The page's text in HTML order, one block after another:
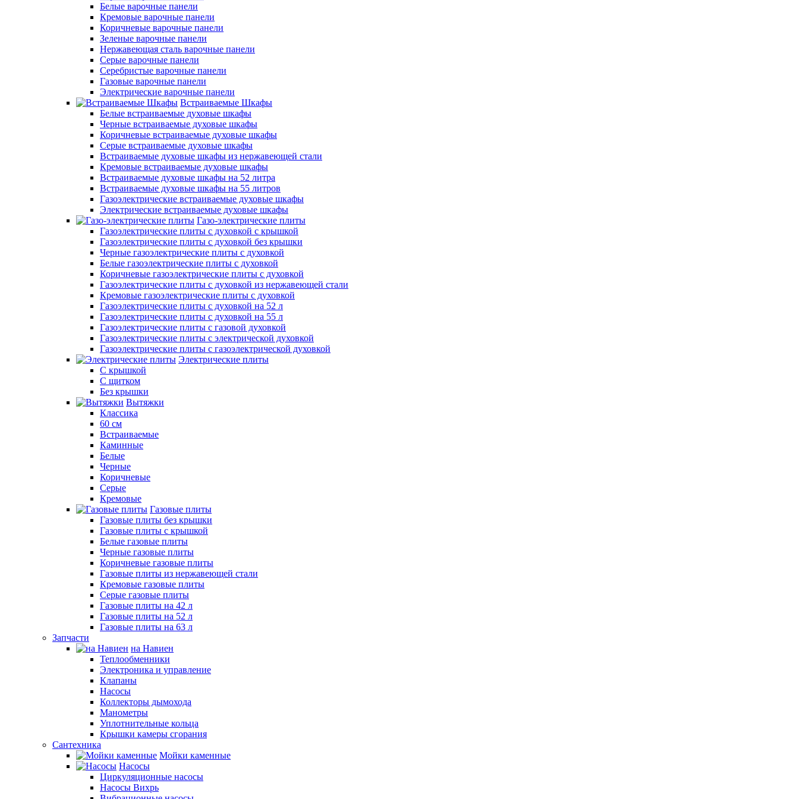
Белые варочные панели
Кремовые варочные панели
Коричневые варочные панели
Зеленые варочные панели
Нержавеющая сталь варочные панели
Серые варочные панели
Серебристые варочные панели
Газовые варочные панели
Электрические варочные панели
Встраиваемые Шкафы
Белые встраиваемые духовые шкафы
Черные встраиваемые духовые шкафы
Коричневые встраиваемые духовые шкафы
Серые встраиваемые духовые шкафы
Встраиваемые духовые шкафы из нержавеющей стали
Кремовые встраиваемые духовые шкафы
Встраиваемые духовые шкафы на 52 литра
Встраиваемые духовые шкафы на 55 литров
Газоэлектрические встраиваемые духовые шкафы
Электрические встраиваемые духовые шкафы
Газо-электрические плиты
Газоэлектрические плиты с духовкой с крышкой
Газоэлектрические плиты с духовкой без крышки
Черные газоэлектрические плиты с духовкой
Белые газоэлектрические плиты с духовкой
Коричневые газоэлектрические плиты с духовкой
Газоэлектрические плиты с духовкой из нержавеющей стали
Кремовые газоэлектрические плиты с духовкой
Газоэлектрические плиты с духовкой на 52 л
Газоэлектрические плиты с духовкой на 55 л
Газоэлектрические плиты с газовой духовкой
Газоэлектрические плиты с электрической духовкой
Газоэлектрические плиты с газоэлектрической духовкой
Электрические плиты
С крышкой
С щитком
Без крышки
Вытяжки
Классика
60 см
Встраиваемые
Каминные
Белые
Черные
Коричневые
Серые
Кремовые
Газовые плиты
Газовые плиты без крышки
Газовые плиты с крышкой
Белые газовые плиты
Черные газовые плиты
Коричневые газовые плиты
Газовые плиты из нержавеющей стали
Кремовые газовые плиты
Серые газовые плиты
Газовые плиты на 42 л
Газовые плиты на 52 л
Газовые плиты на 63 л
Запчасти
на Навиен
Теплообменники
Электроника и управление
Клапаны
Насосы
Коллекторы дымохода
Манометры
Уплотнительные кольца
Крышки камеры сгорания
Сантехника
Мойки каменные
Насосы
Циркуляционные насосы
Насосы Вихрь